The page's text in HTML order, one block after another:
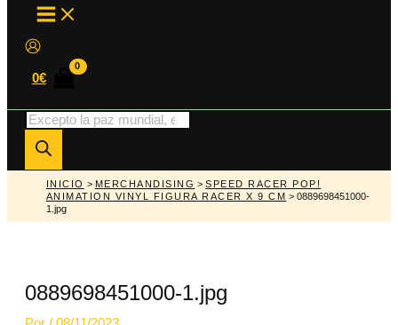
MAIN
MENU
0€
Búsqueda
de
productos
INICIO > MERCHANDISING >SPEED RACER POP!
ANIMATION VINYL FIGURA RACER X 9 CM > 0889698451000-
1.jpg
0889698451000-1.jpg